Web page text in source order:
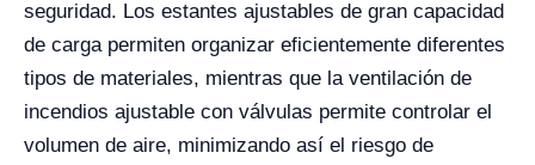
seguridad. Los estantes ajustables de gran capacidad
de carga permiten organizar eficientemente diferentes
tipos de materiales, mientras que la ventilación de
incendios ajustable con válvulas permite controlar el
volumen de aire, minimizando así el riesgo de